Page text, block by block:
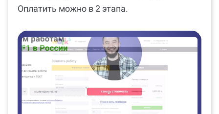
Оплатить можно в 2 этапа.